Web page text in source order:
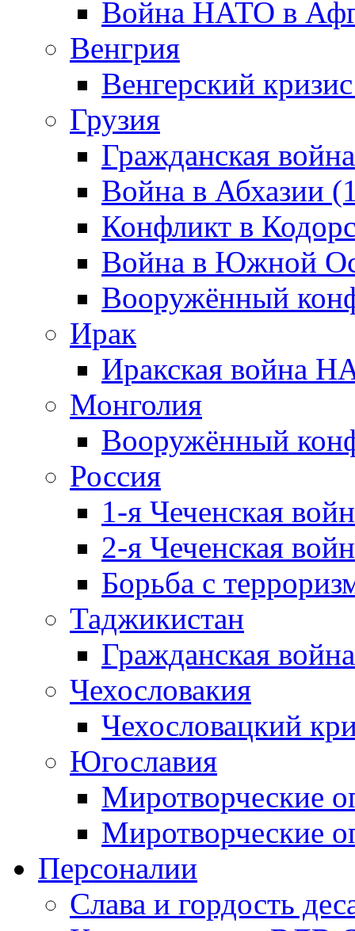
Война НАТО в
Венгрия
Венгерский
Грузия
Гражданская
Война в Абхазии
Конфликт в
Война в Южной
Вооружённый
Ирак
Иракская война
Монголия
Вооружённый
Россия
1-я Чеченская
2-я Чеченская
Борьба с
Таджикистан
Гражданская
Чехословакия
Чехословацкий
Югославия
Миротворческие
Миротворческие
Персоналии
Слава и гордость